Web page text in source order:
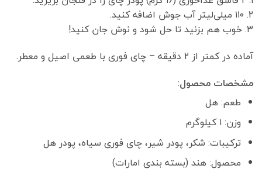
۲. ۱۱۰ میلی‌لیتر آب جوش اضافه کنید.
۳. خوب هم بزنید تا حل شود و نوش جان کنید!
آماده در کمتر از ۲ دقیقه – چای فوری با طعمی اصیل و معطر.
مشخصات محصول:
طعم: هل
وزن: ۱ کیلوگرم
ترکیبات: شکر، پودر شیر، چای فوری سیاه، پودر هل
محصول: هند (بسته بندی امارات)